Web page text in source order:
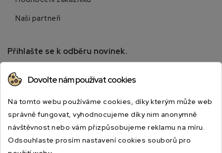
Naši partneři
Přihlašte se k odběru novinek.
speciálních slevách.
Dovolte nám používat cookies
Na tomto webu používáme cookies, díky kterým může web
správně fungovat, vyhodnocujeme díky nim anonymně
návštěvnost nebo vám přizpůsobujeme reklamu na míru.
Odsouhlaste prosím nastavení cookies souborů pro